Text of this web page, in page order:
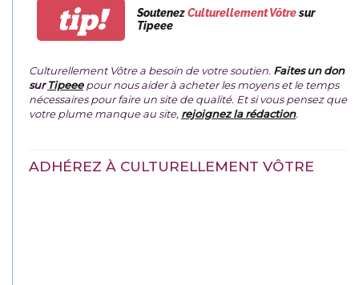
tip! SoutenezCulturellement Vôtresur
Tipeee
Culturellement Vôtre a besoin de votre soutien. Faites un don
surTipeeepour nous aider à acheter les moyens et le temps
nécessaires pour faire un site de qualité. Et si vous pensez que
votre plume manque au site, rejoignez la rédaction.
ADHÉREZ À CULTURELLEMENT VÔTRE